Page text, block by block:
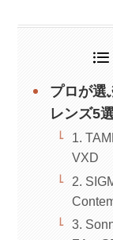
プロが選
レンズ5
1.
VXD
2.
3.